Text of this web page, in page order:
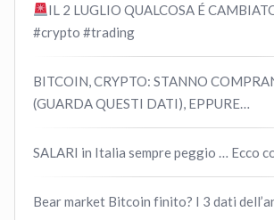
IL 2 LUGLIO QUALCOSA É
#crypto #trading
BITCOIN, CRYPTO: STANNO
(GUARDA QUESTI DATI), EPPURE…
SALARI in Italia sempre peggio … Ecco
Bear market Bitcoin finito? I 3 dati